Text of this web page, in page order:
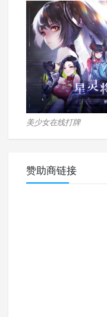
美少女在线打牌
赞助商链接